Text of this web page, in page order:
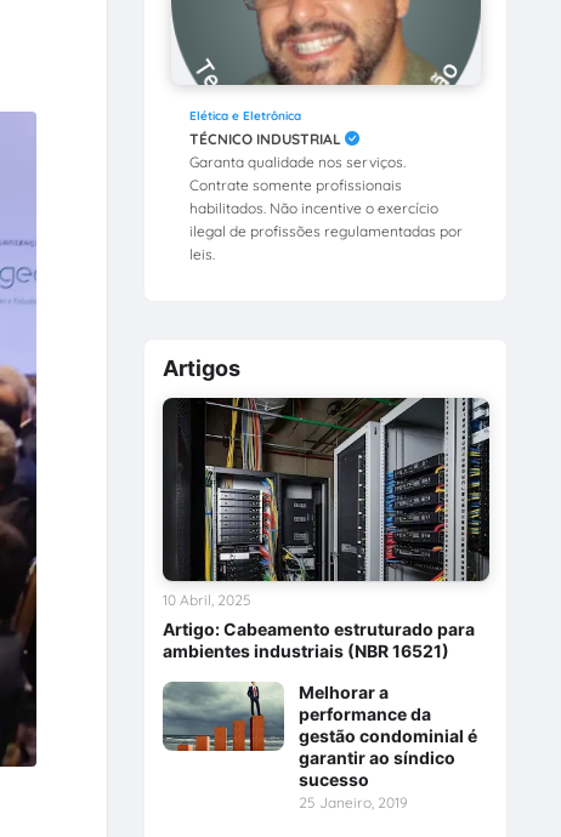
Elética e Eletrônica
TÉCNICO INDUSTRIAL
Garanta qualidade nos serviços.
Contrate somente profissionais
habilitados. Não incentive o exercício
ilegal de profissões regulamentadas por
leis.
Artigos
Artigo: Cabeamento estruturado para
ambientes industriais (NBR 16521)
10 Abril, 2025
Melhorar a
performance da
gestão condominial é
garantir ao síndico
sucesso
25 Janeiro, 2019